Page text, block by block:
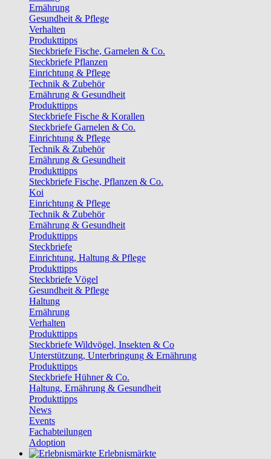
Ernährung
Gesundheit & Pflege
Verhalten
Produkttipps
Steckbriefe Fische, Garnelen & Co.
Steckbriefe Pflanzen
Einrichtung & Pflege
Technik & Zubehör
Ernährung & Gesundheit
Produkttipps
Steckbriefe Fische & Korallen
Steckbriefe Garnelen & Co.
Einrichtung & Pflege
Technik & Zubehör
Ernährung & Gesundheit
Produkttipps
Steckbriefe Fische, Pflanzen & Co.
Koi
Einrichtung & Pflege
Technik & Zubehör
Ernährung & Gesundheit
Produkttipps
Steckbriefe
Einrichtung, Haltung & Pflege
Produkttipps
Steckbriefe Vögel
Gesundheit & Pflege
Haltung
Ernährung
Verhalten
Produkttipps
Steckbriefe Wildvögel, Insekten & Co
Unterstützung, Unterbringung & Ernährung
Produkttipps
Steckbriefe Hühner & Co.
Haltung, Ernährung & Gesundheit
Produkttipps
News
Events
Fachabteilungen
Adoption
Erlebnismärkte